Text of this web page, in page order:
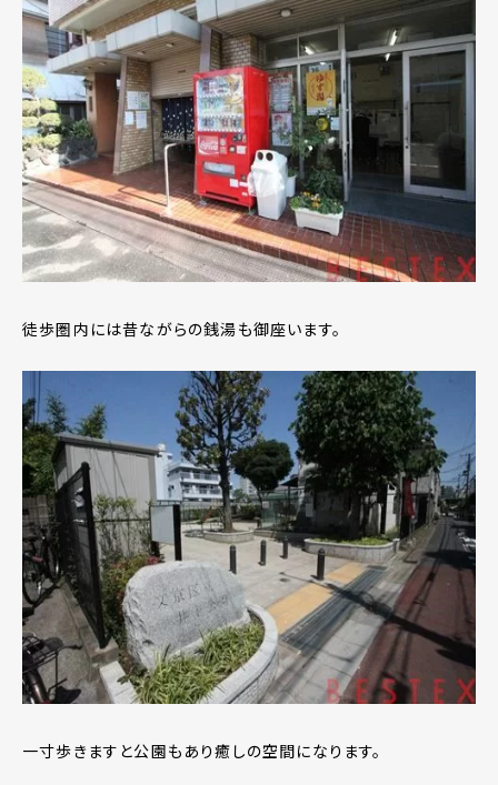
徒歩圏内には昔ながらの銭湯も御座います。
一寸歩きますと公園もあり癒しの空間になります。